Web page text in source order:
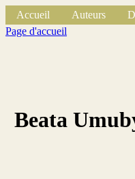
Accueil Auteurs
Page d'accueil
Beata